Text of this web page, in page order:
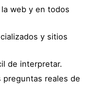
web y en todos
y sitios
de interpretar.
preguntas reales de